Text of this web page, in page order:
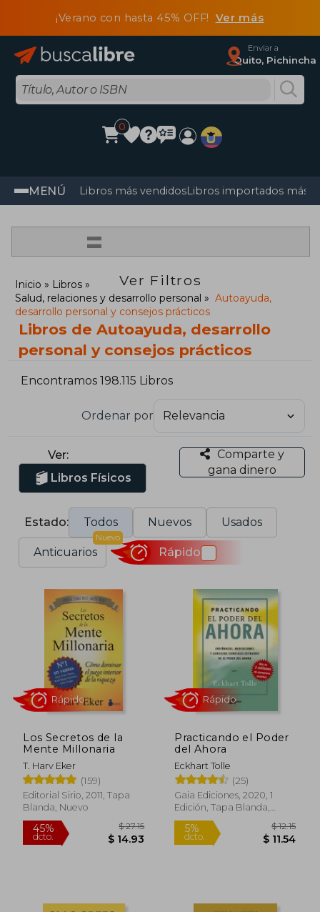
¡Verano con hasta 45% OFF! Ver más
Enviar a
Quito, Pichincha
0
MENÚ Libros más vendidosLibros importados más
=
Ver Filtros
Inicio
Libros
Salud, relaciones y desarrollo personal
Autoayuda,
desarrollo personal y consejos prácticos
Libros de Autoayuda, desarrollo
personal y consejos prácticos
Encontramos 198.115 Libros
Ordenar por
Ver:
Libros Físicos
Comparte y
gana dinero
Estado: Todos Nuevos Usados
Anticuarios
Nuevo
Rápido
Los Secretos de la
Mente Millonaria
T. Harv Eker
(159)
Editorial Sirio, 2011, Tapa
Blanda, Nuevo
Rápido
Practicando el Poder
del Ahora
Eckhart Tolle
(25)
Gaia Ediciones, 2020, 1
Edición, Tapa Blanda,
Nuevo
Rápido